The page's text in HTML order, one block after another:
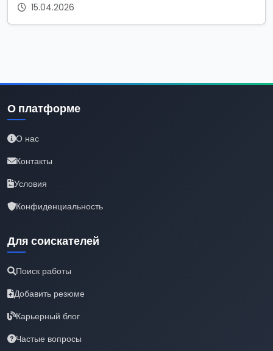
15.04.2026
О платформе
О нас
Контакты
Условия
Конфиденциальность
Для соискателей
Поиск работы
Добавить резюме
Карьерный блог
Частые вопросы